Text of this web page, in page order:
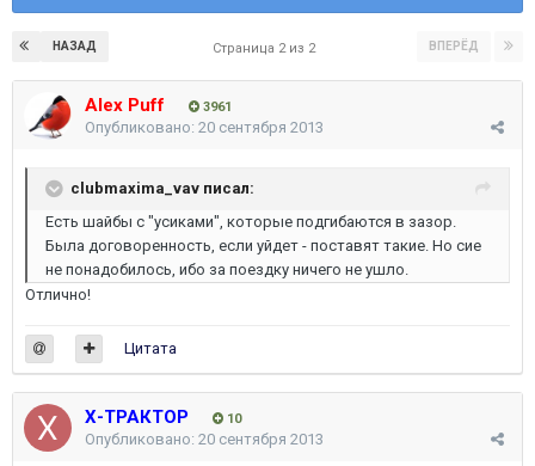
НАЗАД ВПЕРЁД
Страница 2 из 2
Alex Puff 3961
Опубликовано: 20 сентября 2013
clubmaxima_vav писал:
Есть шайбы с "усиками", которые подгибаются в зазор.
Была договоренность, если уйдет - поставят такие. Но сие
не понадобилось, ибо за поездку ничего не ушло.
Отлично!
Цитата
Х-ТРАКТОР 10
Опубликовано: 20 сентября 2013